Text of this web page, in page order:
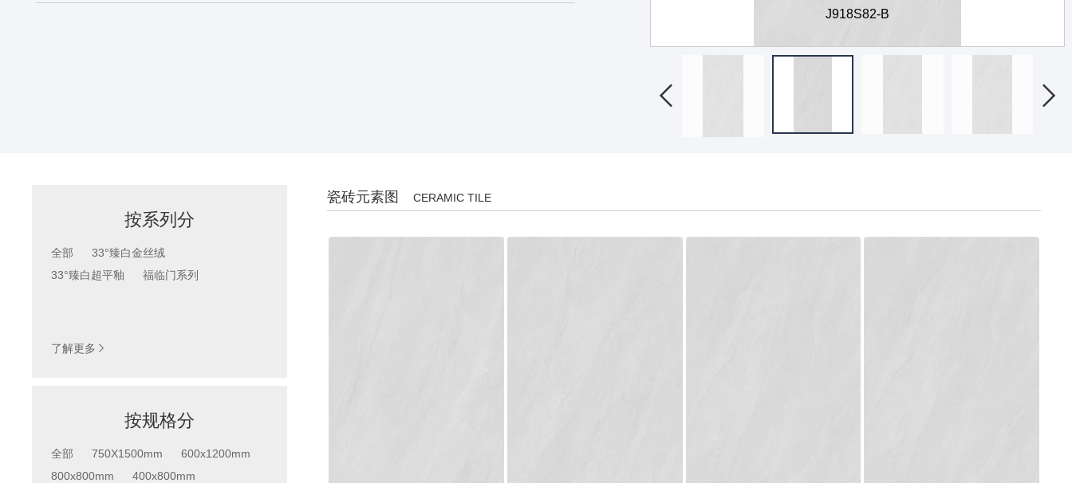
J918S82-B
 
按系列分
全部
33°臻白金丝绒
33°臻白超平釉
福临门系列
了解更多 
按规格分
全部 750X1500mm
600x1200mm
800x800mm
400x800mm
瓷砖元素图 CERAMIC TILE